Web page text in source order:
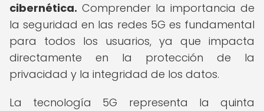
cibernética. Comprender la importancia de
la seguridad en las redes 5G es fundamental
para todos los usuarios, ya que impacta
directamente en la protección de la
privacidad y la integridad de los datos.
La tecnología 5G representa la quinta